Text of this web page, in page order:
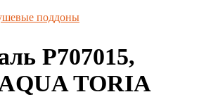
поддоны
P707015,
TORIA